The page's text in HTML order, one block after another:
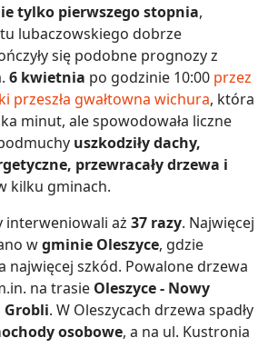
tylko pierwszego stopnia,
lubaczowskiego dobrze
się podobne prognozy z
6 kwietnia po godzinie 10:00 przez
przeszła gwałtowna wichura, która
minut, ale spowodowała liczne
uszkodziły dachy,
przewracały drzewa i
kilku gminach.
interweniowali aż 37 razy. Najwięcej
wgminie Oleszyce, gdzie
najwięcej szkód. Powalone drzewa
na trasie Oleszyce - Nowy
Grobli. W Oleszycach drzewa spadły
osobowe, a na ul. Kustronia